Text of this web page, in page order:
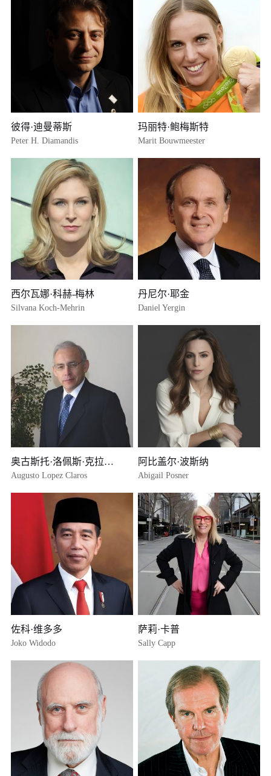
彼得·迪曼蒂斯
Peter H. Diamandis
玛丽特·鲍梅斯特
Marit Bouwmeester
西尔瓦娜·科赫-梅林
Silvana Koch-Mehrin
丹尼尔·耶金
Daniel Yergin
奥古斯托·洛佩斯·克拉罗斯
Augusto Lopez Claros
阿比盖尔·波斯纳
Abigail Posner
佐科·维多多
Joko Widodo
萨莉·卡普
Sally Capp